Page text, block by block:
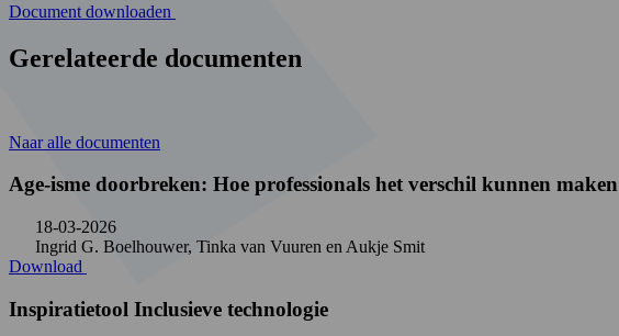
Document downloaden
Gerelateerde documenten
Naar alle documenten
Age-isme doorbreken: Hoe professionals het verschil kunnen maken
18-03-2026
Ingrid G. Boelhouwer, Tinka van Vuuren en Aukje Smit
Download
Inspiratietool Inclusieve technologie